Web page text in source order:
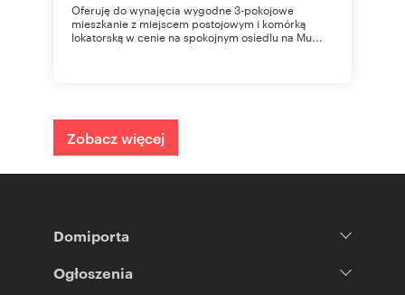
Oferuję do wynajęcia wygodne 3-pokojowe
mieszkanie z miejscem postojowym i komórką
lokatorską w cenie na spokojnym osiedlu na Mu...
Zobacz więcej
Domiporta
Ogłoszenia